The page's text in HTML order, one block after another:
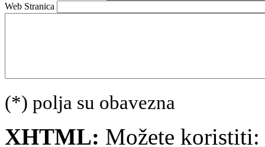
Web Stranica
(*) polja su obavezna
XHTML: Možete koristiti: